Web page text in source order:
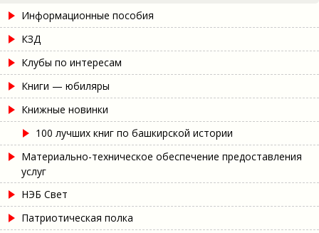
Информационные пособия
КЗД
Клубы по интересам
Книги — юбиляры
Книжные новинки
100 лучших книг по башкирской истории
Материально-техническое обеспечение предоставления
услуг
НЭБ Свет
Патриотическая полка